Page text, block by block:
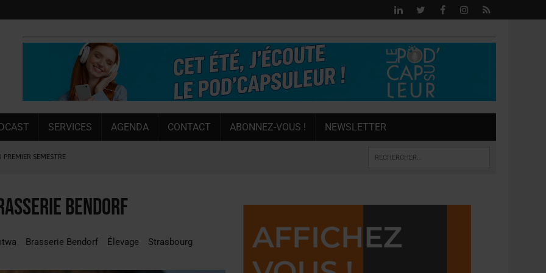
SERVICES AGENDA CONTACT ABONNEZ-VOUS ! NEWSLETTER
SEMESTRE
L’ÉTÉ
LE MARCHÉ [ÉTUDE]
MARTIN
Bendorf
Brasserie Bendorf Élevage
Strasbourg